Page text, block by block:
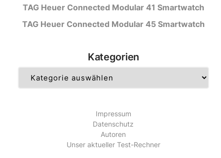
TAG Heuer Connected Modular 41 Smartwatch
TAG Heuer Connected Modular 45 Smartwatch
Kategorien
Impressum
Datenschutz
Autoren
Unser aktueller Test-Rechner